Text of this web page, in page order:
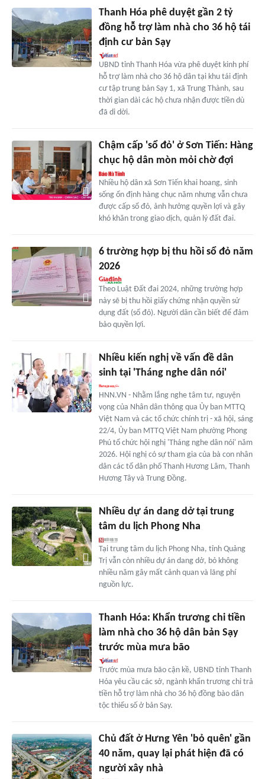
Thanh Hóa phê duyệt gần 2 tỷ
đồng hỗ trợ làm nhà cho 36 hộ tái
định cư bản Sạy
UBND tỉnh Thanh Hóa vừa phê duyệt kinh phí
hỗ trợ làm nhà cho 36 hộ dân tại khu tái định
cư tập trung bản Sạy 1, xã Trung Thành, sau
thời gian dài các hộ chưa nhận được tiền dù
đã di dời.
Chậm cấp 'sổ đỏ' ở Sơn Tiến: Hàng
chục hộ dân mòn mỏi chờ đợi
Nhiều hộ dân xã Sơn Tiến khai hoang, sinh
sống ổn định hàng chục năm nhưng vẫn chưa
được cấp sổ đỏ, ảnh hưởng quyền lợi và gây
khó khăn trong giao dịch, quản lý đất đai.
6 trường hợp bị thu hồi sổ đỏ năm
2026
Theo Luật Đất đai 2024, những trường hợp
này sẽ bị thu hồi giấy chứng nhận quyền sử
dụng đất (sổ đỏ). Người dân cần biết để đảm
bảo quyền lợi.
Nhiều kiến nghị về vấn đề dân
sinh tại 'Tháng nghe dân nói'
HNN.VN - Nhằm lắng nghe tâm tư, nguyện
vọng của Nhân dân thông qua Ủy ban MTTQ
Việt Nam và các tổ chức chính trị - xã hội, sáng
22/4, Ủy ban MTTQ Việt Nam phường Phong
Phú tổ chức hội nghị 'Tháng nghe dân nói' năm
2026. Hội nghị có sự tham gia của bà con nhân
dân các tổ dân phố Thanh Hương Lâm, Thanh
Hương Tây và Trung Đồng.
Nhiều dự án dang dở tại trung
tâm du lịch Phong Nha
Tại trung tâm du lịch Phong Nha, tỉnh Quảng
Trị vẫn còn nhiều dự án dang dở, bỏ không
nhiều năm gây mất cảnh quan và lãng phí
nguồn lực.
Thanh Hóa: Khẩn trương chi tiền
làm nhà cho 36 hộ dân bản Sạy
trước mùa mưa bão
Trước mùa mưa bão cận kề, UBND tỉnh Thanh
Hóa yêu cầu các sở, ngành khẩn trương chi trả
tiền hỗ trợ làm nhà cho 36 hộ đồng bào dân
tộc thiểu số ở bản Sạy.
Chủ đất ở Hưng Yên 'bỏ quên' gần
40 năm, quay lại phát hiện đã có
người xây nhà